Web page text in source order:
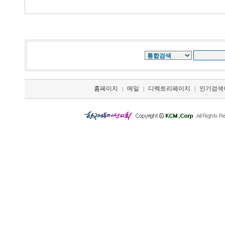
홈페이지 | 메일 | 디렉토리페이지 | 인기검색